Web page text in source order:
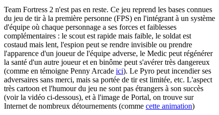
Team Fortress 2 n'est pas en reste. Ce jeu reprend les bases connues
du jeu de tir à la première personne (FPS) en l'intégrant à un système
d'équipe où chaque personnage a ses forces et faiblesses
complémentaires : le scout est rapide mais faible, le soldat est
costaud mais lent, l'espion peut se rendre invisible ou prendre
l'apparence d'un joueur de l'équipe adverse, le Medic peut régénérer
la santé d'un autre joueur et en binôme peut s'avérer très dangereux
(comme en témoigne Penny Arcade ici). Le Pyro peut incendier ses
adversaires sans merci, mais sa portée de tir est limitée, etc. L'aspect
très cartoon et l'humour du jeu ne sont pas étrangers à son succès
(voir la vidéo ci-dessous), et à l'image de Portal, on trouve sur
Internet de nombreux détournements (comme cette animation)